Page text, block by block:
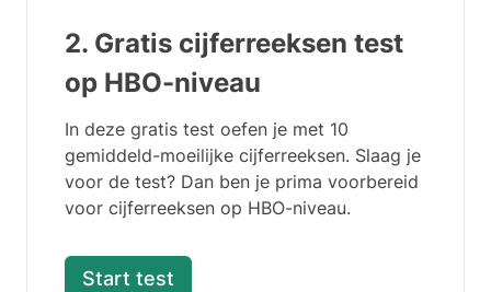
2. Gratis cijferreeksen test
op HBO-niveau
In deze gratis test oefen je met 10
gemiddeld-moeilijke cijferreeksen. Slaag je
voor de test? Dan ben je prima voorbereid
voor cijferreeksen op HBO-niveau.
Start test